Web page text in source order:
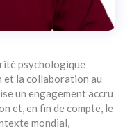
psychologique
et la collaboration au
un engagement accru
et, en fin de compte, le
mondial,